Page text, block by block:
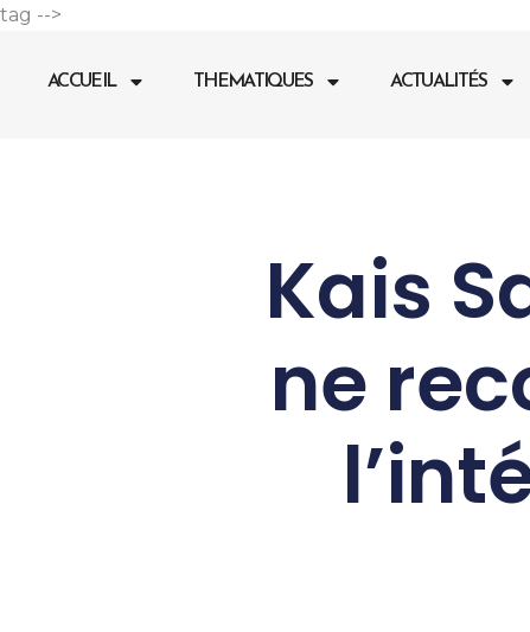
tag -->
contenu
ACCUEIL THEMATIQUES ACTUALITÉS
Kais
ne